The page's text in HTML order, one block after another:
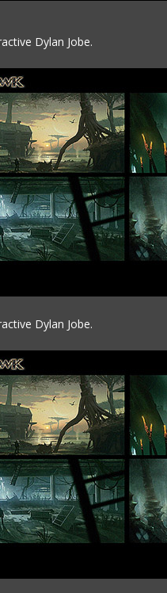
Dylan Jobe.
Dylan Jobe.